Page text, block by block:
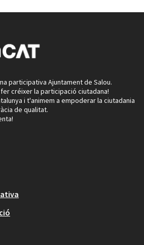
participativa Ajuntament de Salou.
créixer la participació ciutadana!
i t'animem a empoderar la ciutadania
de qualitat.